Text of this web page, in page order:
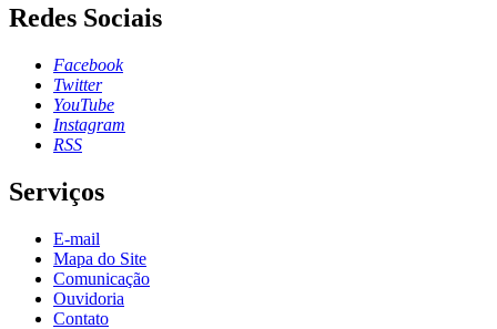
Redes Sociais
Facebook
Twitter
YouTube
Instagram
RSS
Serviços
E-mail
Mapa do Site
Comunicação
Ouvidoria
Contato